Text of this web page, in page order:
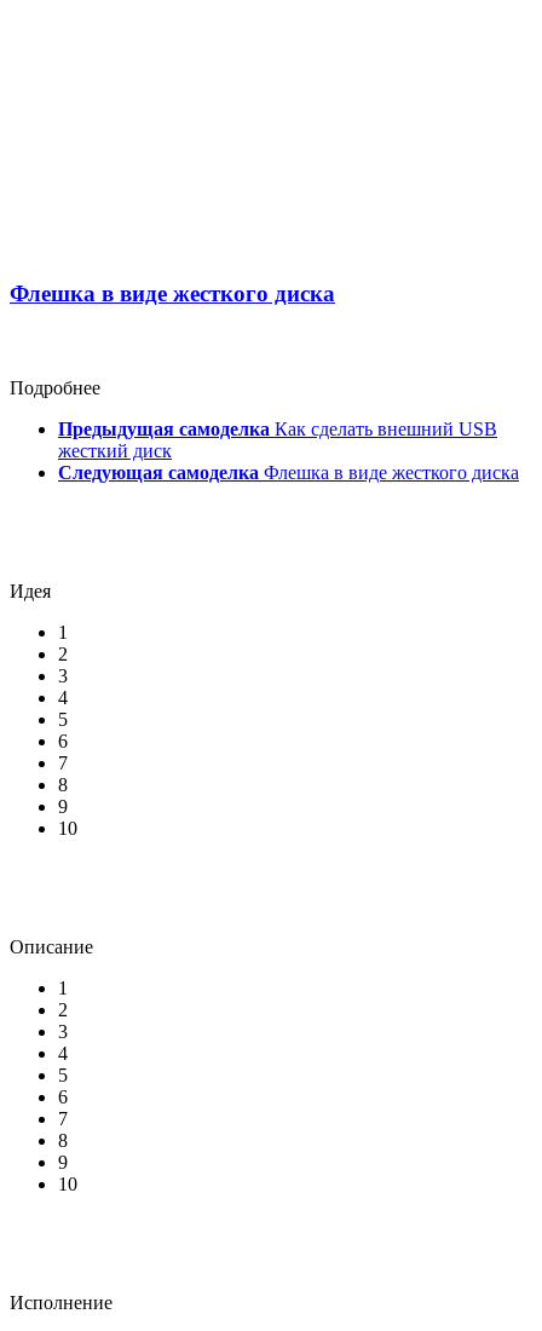
Флешка в виде жесткого диска
Подробнее
Предыдущая самоделка Как сделать внешний USB
жесткий диск
Следующая самоделка Флешка в виде жесткого диска
Идея
1
2
3
4
5
6
7
8
9
10
Описание
1
2
3
4
5
6
7
8
9
10
Исполнение